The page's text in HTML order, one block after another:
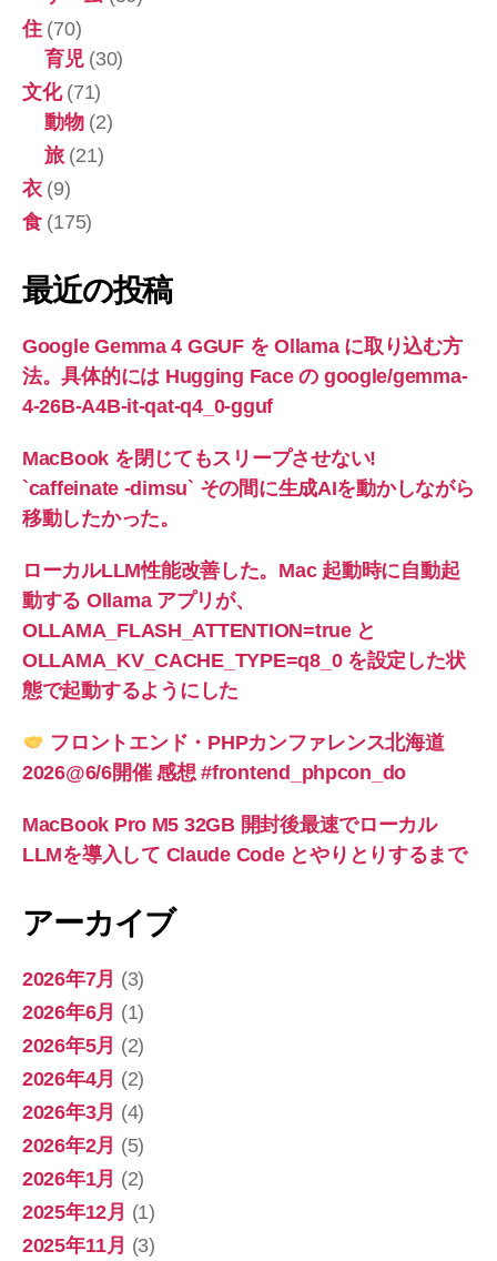
住(70)
育児(30)
文化(71)
動物(2)
旅(21)
衣(9)
食(175)
最近の投稿
Google Gemma 4 GGUF を Ollama に取り込む方
法。具体的には Hugging Face の google/gemma-
4-26B-A4B-it-qat-q4_0-gguf
MacBook を閉じてもスリープさせない!
`caffeinate -dimsu` その間に生成AIを動かしながら
移動したかった。
ローカルLLM性能改善した。Mac 起動時に自動起
動する Ollama アプリが、
OLLAMA_FLASH_ATTENTION=true と
OLLAMA_KV_CACHE_TYPE=q8_0 を設定した状
態で起動するようにした
フロントエンド・PHPカンファレンス北海道
2026@6/6開催 感想 #frontend_phpcon_do
MacBook Pro M5 32GB 開封後最速でローカル
LLMを導入して Claude Code とやりとりするまで
アーカイブ
2026年7月 (3)
2026年6月 (1)
2026年5月 (2)
2026年4月 (2)
2026年3月 (4)
2026年2月 (5)
2026年1月 (2)
2025年12月 (1)
2025年11月 (3)